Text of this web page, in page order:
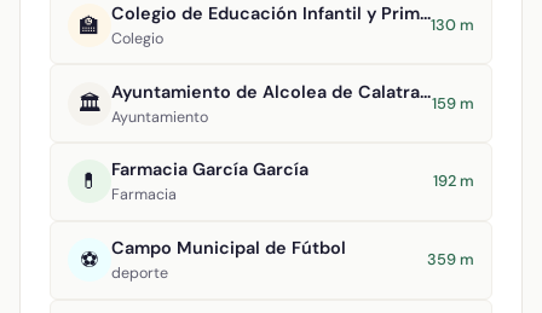
🏫 Colegio de Educación Infantil y Primaria Tomasa Gallardo
Colegio
130 m
🏛️ Ayuntamiento de Alcolea de Calatrava
Ayuntamiento
159 m
💊 Farmacia García García
Farmacia
192 m
⚽ Campo Municipal de Fútbol
deporte
359 m